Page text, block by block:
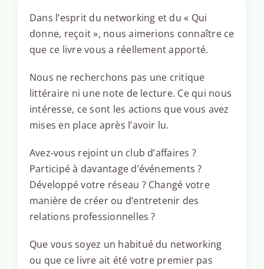
Dans l’esprit du networking et du « Qui
donne, reçoit », nous aimerions connaître ce
que ce livre vous a réellement apporté.
Nous ne recherchons pas une critique
littéraire ni une note de lecture. Ce qui nous
intéresse, ce sont les actions que vous avez
mises en place après l’avoir lu.
Avez-vous rejoint un club d’affaires ?
Participé à davantage d’événements ?
Développé votre réseau ? Changé votre
manière de créer ou d’entretenir des
relations professionnelles ?
Que vous soyez un habitué du networking
ou que ce livre ait été votre premier pas